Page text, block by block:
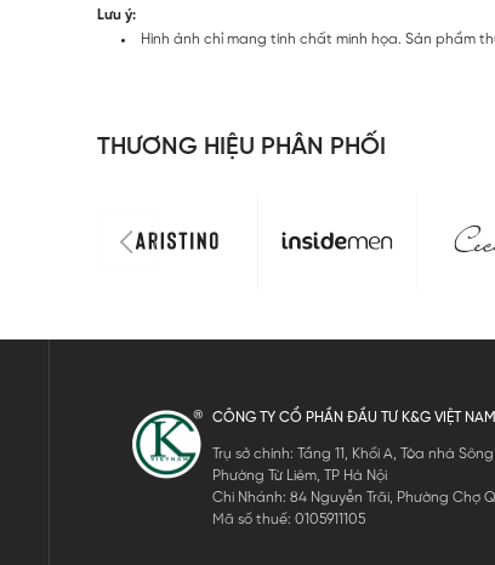
Lưu ý:
Hình ảnh chỉ mang tính chất minh họa. Sản phẩm
THƯƠNG HIỆU PHÂN PHỐI
CÔNG TY CỔ PHẦN ĐẦU TƯ K&G VIỆT NAM
Trụ sở chính: Tầng 11, Khối A, Tòa nhà
Phường Từ Liêm, TP Hà Nội
Chi Nhánh: 84 Nguyễn Trãi, Phường Chợ
Mã số thuế: 0105911105